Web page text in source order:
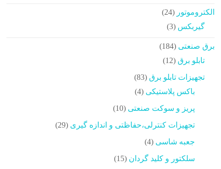
الکتروموتور
24
24
گیربکس 3
3
برق صنعتی
184
184
تابلو برق 12
12
تجهیزات تابلو برق 83
83
محصولات
باکس پلاستیکی 4
4
پریز و سوکت صنعتی 10
10
محصولات
تجهیزات کنترلی،حفاظتی و اندازه گیری 29
29
جعبه شاسی 4
4
محصولات
سلکتور و کلید گردان 15
15